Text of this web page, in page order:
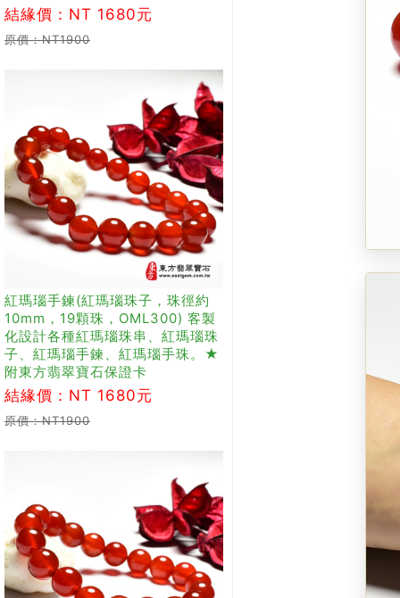
結緣價：NT 1680元
原價：NT1900
紅瑪瑙手鍊(紅瑪瑙珠子，珠徑約
10mm，19顆珠，OML300) 客製
化設計各種紅瑪瑙珠串、紅瑪瑙珠
子、紅瑪瑙手鍊、紅瑪瑙手珠。★
附東方翡翠寶石保證卡
結緣價：NT 1680元
原價：NT1900